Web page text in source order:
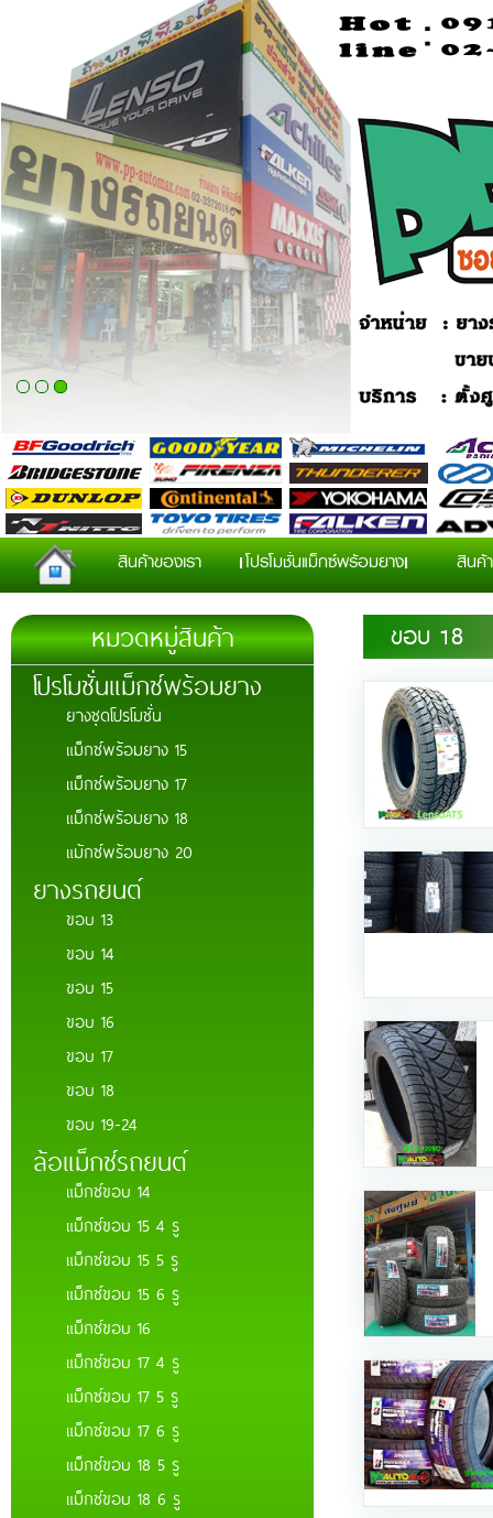
สินค้าของเรา โปรโมชั่นแม็กซ์พร้อมยาง สินค้
หมวดหมู่สินค้า
โปรโมชั่นแม็กซ์พร้อมยาง
ยางชุดโปรโมชั่น
แม็กซ์พร้อมยาง 15
แม็กซ์พร้อมยาง 17
แม็กซ์พร้อมยาง 18
แม้กซ์พร้อมยาง 20
ยางรถยนต์
ขอบ 13
ขอบ 14
ขอบ 15
ขอบ 16
ขอบ 17
ขอบ 18
ขอบ 19-24
ล้อแม็กซ์รถยนต์
แม็กซ์ขอบ 14
แม็กซ์ขอบ 15 4 รู
แม็กซ์ขอบ 15 5 รู
แม็กซ์ขอบ 15 6 รู
แม็กซ์ขอบ 16
แม็กซ์ขอบ 17 4 รู
แม็กซ์ขอบ 17 5 รู
แม็กซ์ขอบ 17 6 รู
แม็กซ์ขอบ 18 5 รู
แม็กซ์ขอบ 18 6 รู
ขอบ 18